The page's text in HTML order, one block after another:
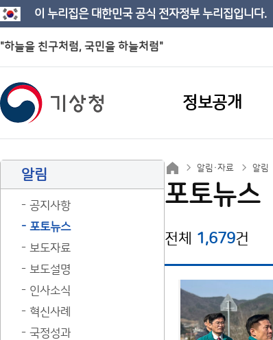
이 누리집은 대한민국 공식 전자정부 누리집입니다.
"하늘을 친구처럼, 국민을 하늘처럼"
정보공개
알림
공지사항
포토뉴스
보도자료
보도설명
인사소식
혁신사례
국정성과
알림·자료 알림
포토뉴스
전체 1,679건